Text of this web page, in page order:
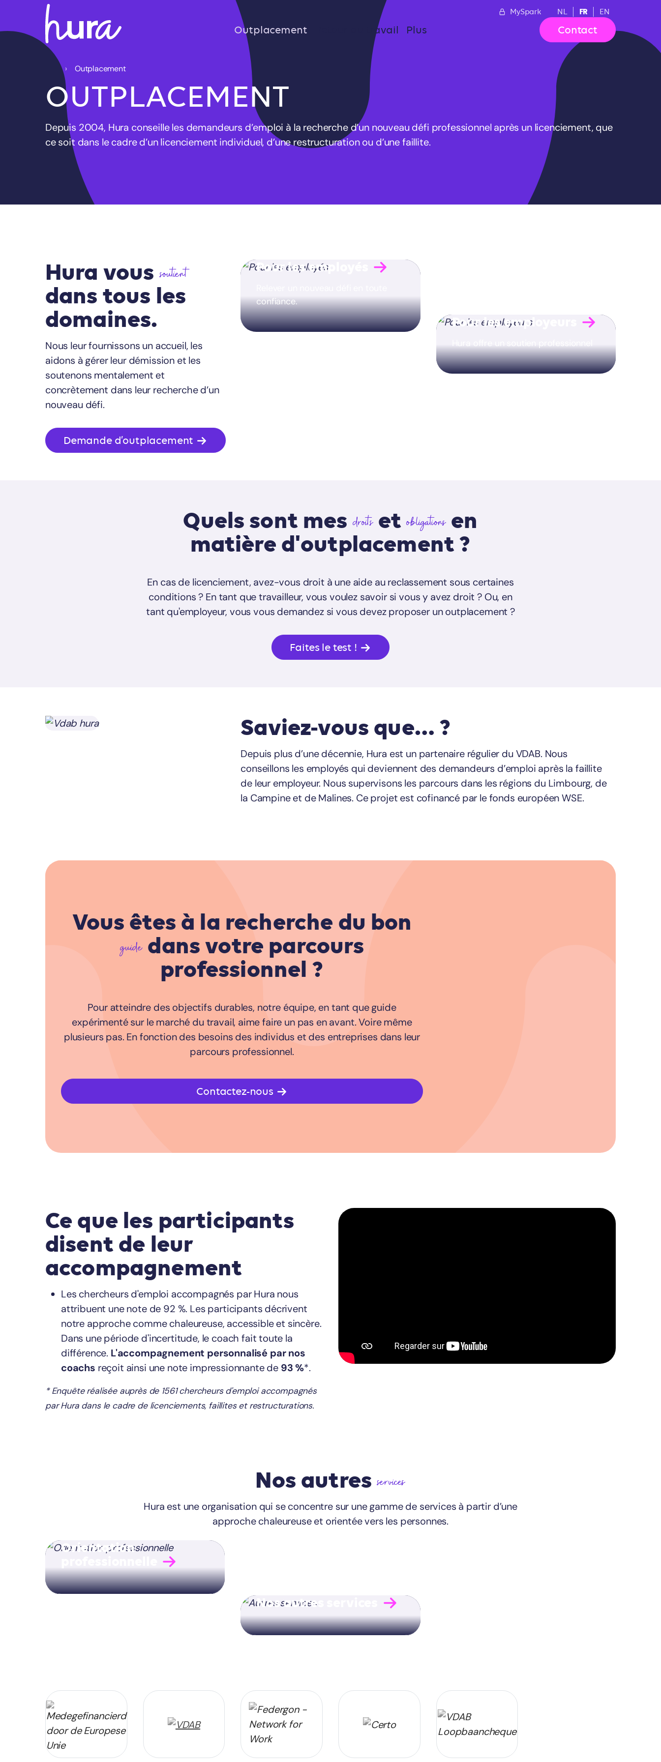
Outplacement Retour au travail Plus Contact
MySpark NL FR EN
Outplacement
OUTPLACEMENT
Depuis 2004, Hura conseille les demandeurs d’emploi à la recherche d’un nouveau défi professionnel après un licenciement, que
ce soit dans le cadre d’un licenciement individuel, d’une restructuration ou d’une faillite.
Hura vous soutient
dans tous les
domaines.
Nous leur fournissons un accueil, les
aidons à gérer leur démission et les
soutenons mentalement et
concrètement dans leur recherche d’un
nouveau défi.
Demande d’outplacement
Pour les employés
confiance.
Pour les employeurs
Hura offre un soutien professionnel
Quels sont mes droitsetobligations en
matière d'outplacement ?
En cas de licenciement, avez-vous droit à une aide au reclassement sous certaines
conditions ? En tant que travailleur, vous voulez savoir si vous y avez droit ? Ou, en
tant qu'employeur, vous vous demandez si vous devez proposer un outplacement ?
Faites le test !
Saviez-vous que… ?
Depuis plus d’une décennie, Hura est un partenaire régulier du VDAB. Nous
conseillons les employés qui deviennent des demandeurs d’emploi après la faillite
de leur employeur. Nous supervisons les parcours dans les régions du Limbourg, de
la Campine et de Malines. Ce projet est cofinancé par le fonds européen WSE.
Vous êtes à la recherche du bon
guide dans votre parcours
professionnel ?
Pour atteindre des objectifs durables, notre équipe, en tant que guide
expérimenté sur le marché du travail, aime faire un pas en avant. Voire même
plusieurs pas. En fonction des besoins des individus et des entreprises dans leur
parcours professionnel.
Contactez-nous
Ce que les participants
disent de leur
accompagnement
Les chercheurs d'emploi accompagnés par Hura nous
attribuent une note de 92 %. Les participants décrivent
notre approche comme chaleureuse, accessible et sincère.
Dans une période d'incertitude, le coach fait toute la
différence. L'accompagnement personnalisé par nos
coachs reçoit ainsi une note impressionnante de 93 %*.
* Enquête réalisée auprès de 1561 chercheurs d'emploi accompagnés
par Hura dans le cadre de licenciements, faillites et restructurations.
Nos autresservices
Hura est une organisation qui se concentre sur une gamme de services à partir d’une
approche chaleureuse et orientée vers les personnes.
Orientation
Nos autres services